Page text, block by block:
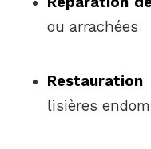
ou arrachées
lisières